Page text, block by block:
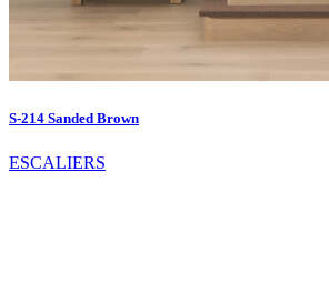
S-214 Sanded Brown
ESCALIERS